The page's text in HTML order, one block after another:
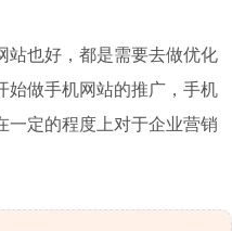
站也好，都是需要去做优化
始做手机网站的推广，手机
一定的程度上对于企业营销